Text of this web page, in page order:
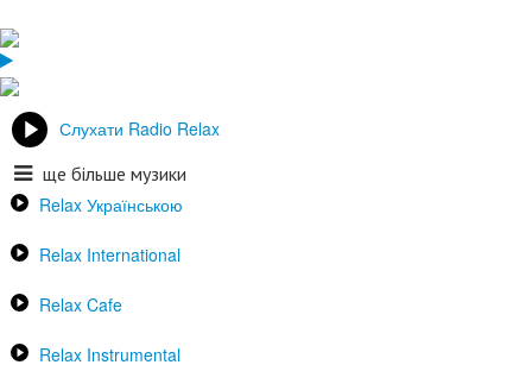
Слухати Radio Relax
ще більше музики
Relax Українською
Relax International
Relax Cafe
Relax Instrumental